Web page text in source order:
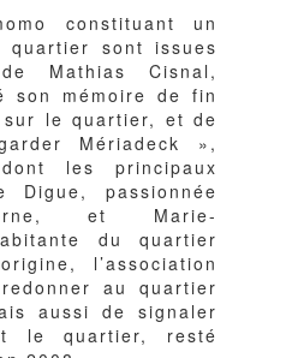
constituant un
quartier sont issues
Mathias Cisnal,
son mémoire de fin
sur le quartier, et de
Mériadeck »,
les principaux
Digue, passionnée
et Marie-
du quartier
l’association
au quartier
aussi de signaler
le quartier, resté